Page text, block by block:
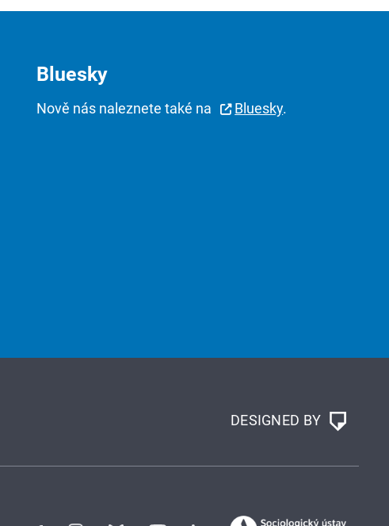
Bluesky
Nově nás naleznete také na Bluesky.
DESIGNED BY